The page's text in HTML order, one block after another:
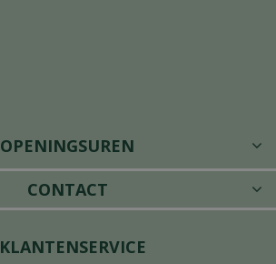
OPENINGSUREN
CONTACT
KLANTENSERVICE